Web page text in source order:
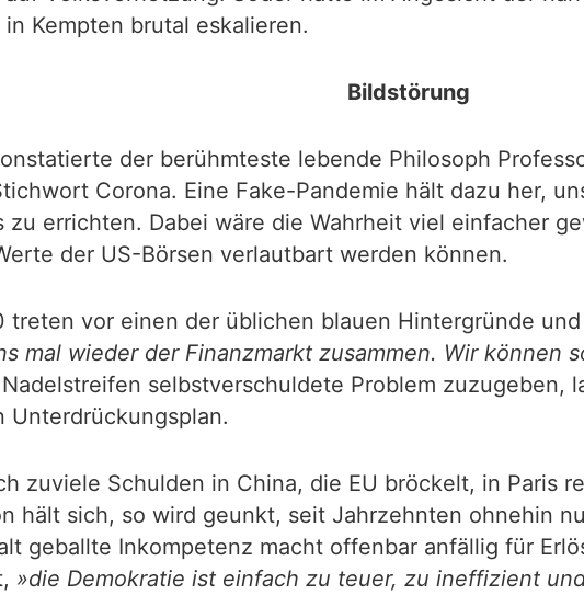
Kempten brutal eskalieren.
Bildstörung
der berühmteste lebende Philosoph
Corona. Eine Fake-Pandemie hält dazu her,
zu errichten. Dabei wäre die Wahrheit viel einfacher
der US-Börsen verlautbart werden können.
treten vor einen der üblichen blauen Hintergründe
mal wieder der Finanzmarkt zusammen. Wir können
selbstverschuldete Problem zuzugeben,
Unterdrückungsplan.
zuviele Schulden in China, die EU bröckelt, in Paris
hält sich, so wird geunkt, seit Jahrzehnten ohnehin
geballte Inkompetenz macht offenbar anfällig für
»die Demokratie ist einfach zu teuer, zu ineffizient